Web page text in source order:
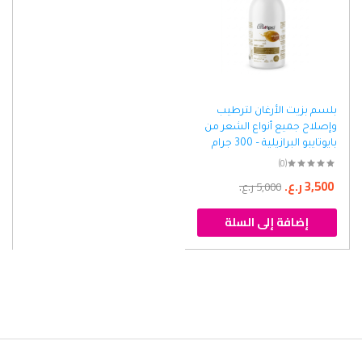
بلسم بزيت الأرغان لترطيب
وإصلاح جميع أنواع الشعر من
بايوتايبو البرازيلية – 300 جرام
(0)
5,000ر.ع. 3,500ر.ع.
إضافة إلى السلة